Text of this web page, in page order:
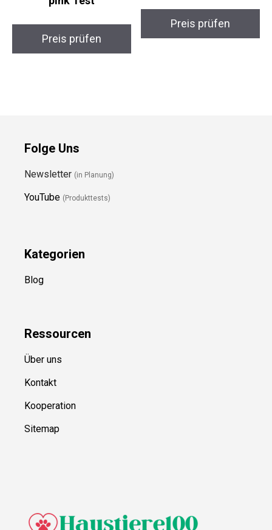
Preis prüfen
Preis prüfen
Folge Uns
Newsletter (in Planung)
YouTube (Produkttests)
Kategorien
Blog
Ressourcen
Über uns
Kontakt
Kooperation
Sitemap